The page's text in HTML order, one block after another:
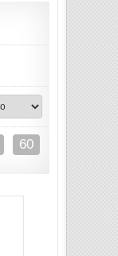
60